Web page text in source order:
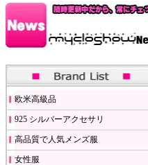
欧米高級品
925 シルバーアクセサリ
高品質で人気メンズ服
女性服